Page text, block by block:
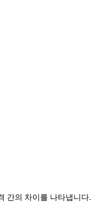
간의 차이를 나타냅니다.